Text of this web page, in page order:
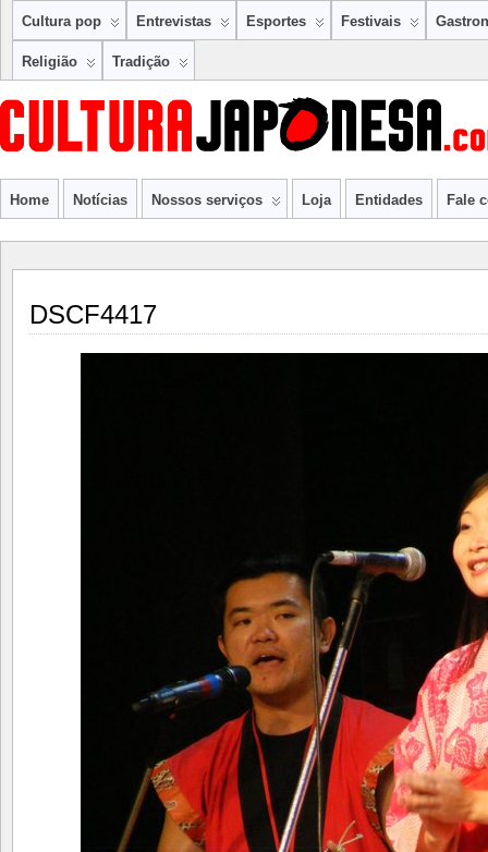
Cultura pop Entrevistas Esportes Festivais
Religião Tradição
Home Notícias Nossos serviços Loja Entidades Fale
DSCF4417